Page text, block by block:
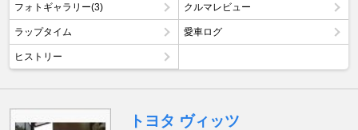
フォトギャラリー(3) クルマレビュー
ラップタイム 愛車ログ
ヒストリー
トヨタ ヴィッツ